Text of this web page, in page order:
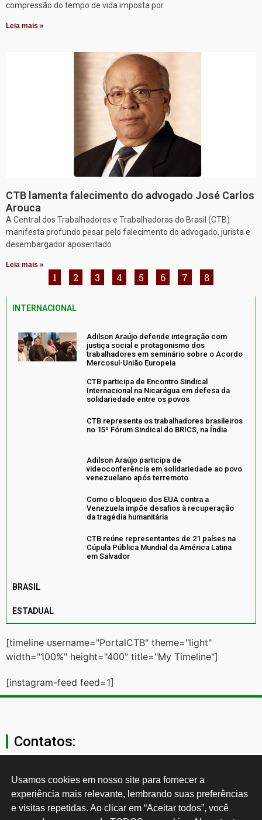
compressão do tempo de vida imposta por
Leia mais »
CTB lamenta falecimento do advogado José Carlos
Arouca
A Central dos Trabalhadores e Trabalhadoras do Brasil (CTB)
manifesta profundo pesar pelo falecimento do advogado, jurista e
desembargador aposentado
Leia mais »
1 2 3 4 5 6 7 8
INTERNACIONAL
Adilson Araújo defende integração com
justiça social e protagonismo dos
trabalhadores em seminário sobre o Acordo
Mercosul-União Europeia
CTB participa de Encontro Sindical
Internacional na Nicarágua em defesa da
solidariedade entre os povos
CTB representa os trabalhadores brasileiros
no 15º Fórum Sindical do BRICS, na Índia
Adilson Araújo participa de
videoconferência em solidariedade ao povo
venezuelano após terremoto
Como o bloqueio dos EUA contra a
Venezuela impõe desafios à recuperação
da tragédia humanitária
CTB reúne representantes de 21 países na
Cúpula Pública Mundial da América Latina
em Salvador
BRASIL
ESTADUAL
[timeline username="PortalCTB" theme="light"
width="100%" height="400" title="My Timeline"]
[instagram-feed feed=1]
Contatos:
secgeral@ctb.org.br
11 3874-0040
Usamos cookies em nosso site para fornecer a
experiência mais relevante, lembrando suas preferências
e visitas repetidas. Ao clicar em “Aceitar todos”, você